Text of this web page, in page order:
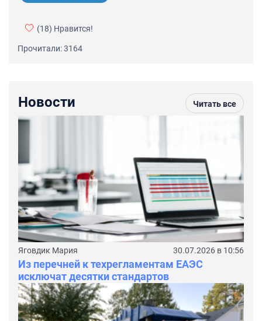
(18) Нравится!
Прочитали: 3164
Новости Читать все
Яговдик Мария 30.07.2026 в 10:56
Из перечней к техрегламентам ЕАЭС
исключат десятки стандартов